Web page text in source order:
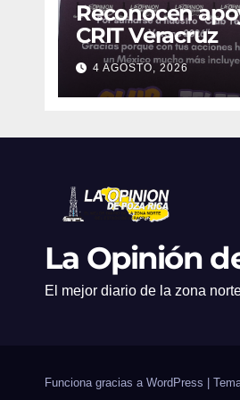
Reconocen
CRIT Veracruz
4 AGOSTO, 2026
La Opinión
El mejor diario de la zona
Funciona gracias a WordPress |